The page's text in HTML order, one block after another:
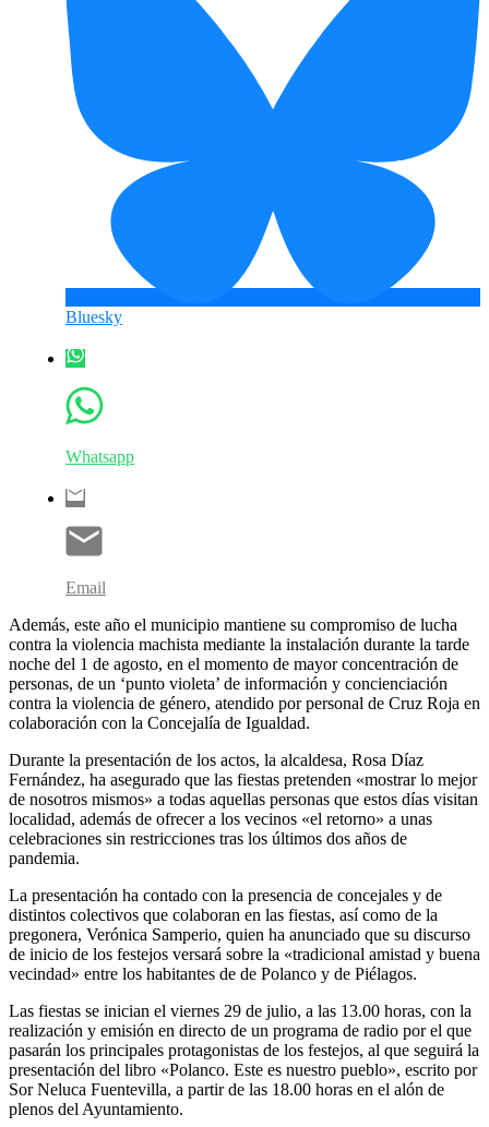
Bluesky
Whatsapp
Email
Además, este año el municipio mantiene su compromiso de lucha
contra la violencia machista mediante la instalación durante la tarde
noche del 1 de agosto, en el momento de mayor concentración de
personas, de un ‘punto violeta’ de información y concienciación
contra la violencia de género, atendido por personal de Cruz Roja en
colaboración con la Concejalía de Igualdad.
Durante la presentación de los actos, la alcaldesa, Rosa Díaz
Fernández, ha asegurado que las fiestas pretenden «mostrar lo mejor
de nosotros mismos» a todas aquellas personas que estos días visitan
localidad, además de ofrecer a los vecinos «el retorno» a unas
celebraciones sin restricciones tras los últimos dos años de
pandemia.
La presentación ha contado con la presencia de concejales y de
distintos colectivos que colaboran en las fiestas, así como de la
pregonera, Verónica Samperio, quien ha anunciado que su discurso
de inicio de los festejos versará sobre la «tradicional amistad y buena
vecindad» entre los habitantes de de Polanco y de Piélagos.
Las fiestas se inician el viernes 29 de julio, a las 13.00 horas, con la
realización y emisión en directo de un programa de radio por el que
pasarán los principales protagonistas de los festejos, al que seguirá la
presentación del libro «Polanco. Este es nuestro pueblo», escrito por
Sor Neluca Fuentevilla, a partir de las 18.00 horas en el alón de
plenos del Ayuntamiento.